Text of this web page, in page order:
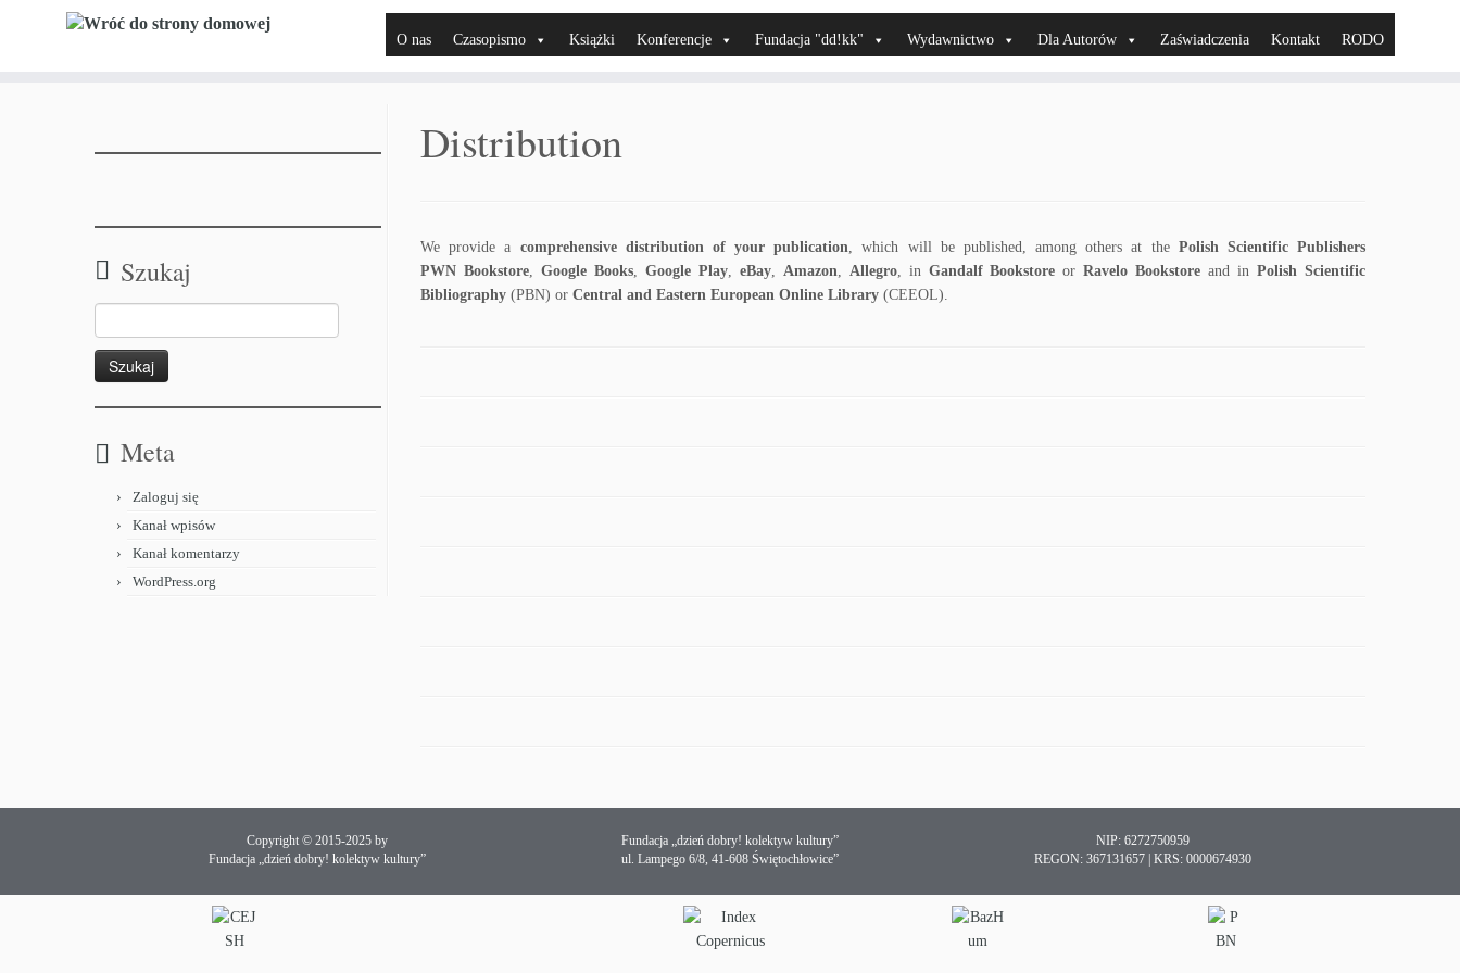
O nas Czasopismo Książki Konferencje Fundacja "dd!kk" Wydawnictwo Dla Autorów Zaświadczenia Kontakt RODO
Szukaj
Meta
Zaloguj się
Kanał wpisów
Kanał komentarzy
WordPress.org
Distribution
We provide a comprehensive distribution of your publication, which will be published, among others at the Polish Scientific Publishers
PWN Bookstore, Google Books, Google Play, eBay, Amazon, Allegro, in Gandalf Bookstore orRavelo Bookstore and inPolish Scientific
Bibliography (PBN) or Central and Eastern European Online Library (CEEOL).
Copyright © 2015-2025 by
Fundacja „dzień dobry! kolektyw kultury”
Fundacja „dzień dobry! kolektyw kultury”
ul. Lampego 6/8, 41-608 Świętochłowice”
NIP: 6272750959
REGON: 367131657 | KRS: 0000674930